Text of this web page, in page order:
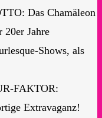
Das Chamäleon
20er Jahre
Shows, als
FAKTOR:
Extravaganz!